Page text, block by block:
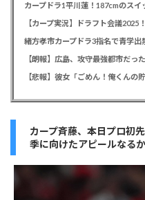
【カープ実況】ドラフト会議2025
【朗報】広島、攻守最強都市だっ
カープ斉藤、本日プロ初
季に向けたアピールなるか